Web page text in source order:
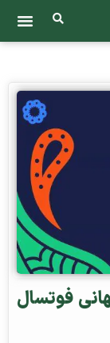
فوتسال